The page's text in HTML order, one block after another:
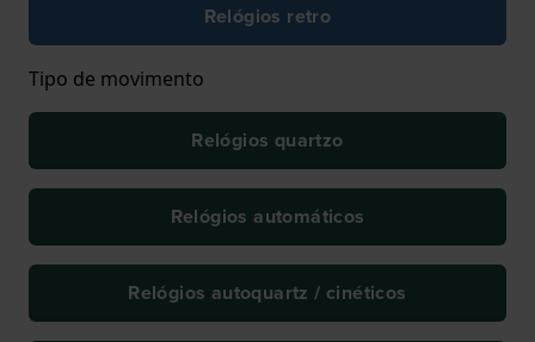
Relógios retro
Tipo de movimento
Relógios quartzo
Relógios automáticos
Relógios autoquartz / cinéticos